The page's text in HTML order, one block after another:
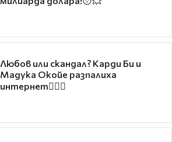
Любов или скандал? Карди Би и
Мадука Окойе разпалиха
интернет❤️‍🔥🔥